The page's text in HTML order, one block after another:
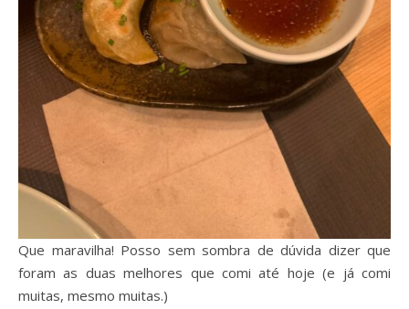
Que maravilha! Posso sem sombra de dúvida dizer que
foram as duas melhores que comi até hoje (e já comi
muitas, mesmo muitas.)